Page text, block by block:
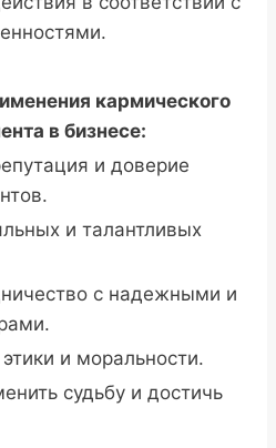
кармического
в бизнесе:
и доверие
и талантливых
с надежными и
и моральности.
судьбу и достичь